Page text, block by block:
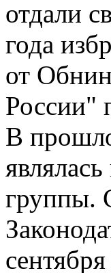
отдали
года
от
России"
В
группы.